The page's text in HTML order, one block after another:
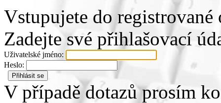
Vstupujete do
Zadejte své přihlašovací
Uživatelské jméno:
Heslo:
V případě dotazů prosím